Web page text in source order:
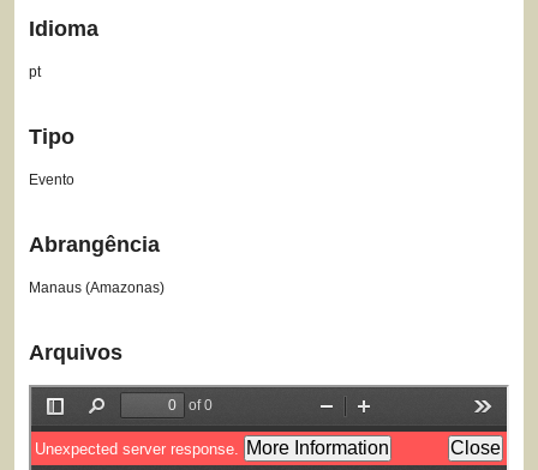
Idioma
pt
Tipo
Evento
Abrangência
Manaus (Amazonas)
Arquivos